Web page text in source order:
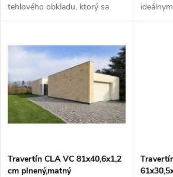
tehlového obkladu, ktorý sa
stane dokonalým prvkom v
klasickom dizajne.
ktorí
Travertín CLA VC 81x40,6x1,2
cm plnený,matný